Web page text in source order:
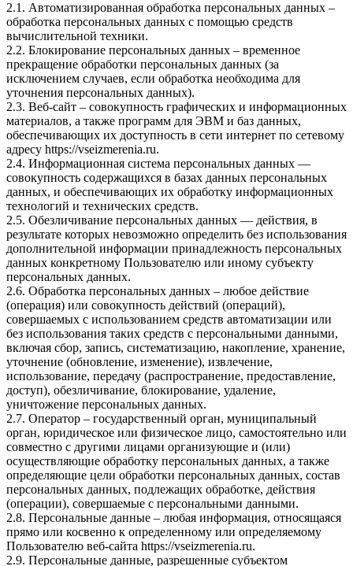
2.1. Автоматизированная обработка персональных данных –
обработка персональных данных с помощью средств
вычислительной техники.
2.2. Блокирование персональных данных – временное
прекращение обработки персональных данных (за
исключением случаев, если обработка необходима для
уточнения персональных данных).
2.3. Веб-сайт – совокупность графических и информационных
материалов, а также программ для ЭВМ и баз данных,
обеспечивающих их доступность в сети интернет по сетевому
адресу https://vseizmerenia.ru.
2.4. Информационная система персональных данных —
совокупность содержащихся в базах данных персональных
данных, и обеспечивающих их обработку информационных
технологий и технических средств.
2.5. Обезличивание персональных данных — действия, в
результате которых невозможно определить без использования
дополнительной информации принадлежность персональных
данных конкретному Пользователю или иному субъекту
персональных данных.
2.6. Обработка персональных данных – любое действие
(операция) или совокупность действий (операций),
совершаемых с использованием средств автоматизации или
без использования таких средств с персональными данными,
включая сбор, запись, систематизацию, накопление, хранение,
уточнение (обновление, изменение), извлечение,
использование, передачу (распространение, предоставление,
доступ), обезличивание, блокирование, удаление,
уничтожение персональных данных.
2.7. Оператор – государственный орган, муниципальный
орган, юридическое или физическое лицо, самостоятельно или
совместно с другими лицами организующие и (или)
осуществляющие обработку персональных данных, а также
определяющие цели обработки персональных данных, состав
персональных данных, подлежащих обработке, действия
(операции), совершаемые с персональными данными.
2.8. Персональные данные – любая информация, относящаяся
прямо или косвенно к определенному или определяемому
Пользователю веб-сайта https://vseizmerenia.ru.
2.9. Персональные данные, разрешенные субъектом